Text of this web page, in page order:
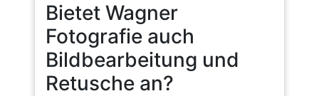
Bietet Wagner
Fotografie auch
Bildbearbeitung und
Retusche an?